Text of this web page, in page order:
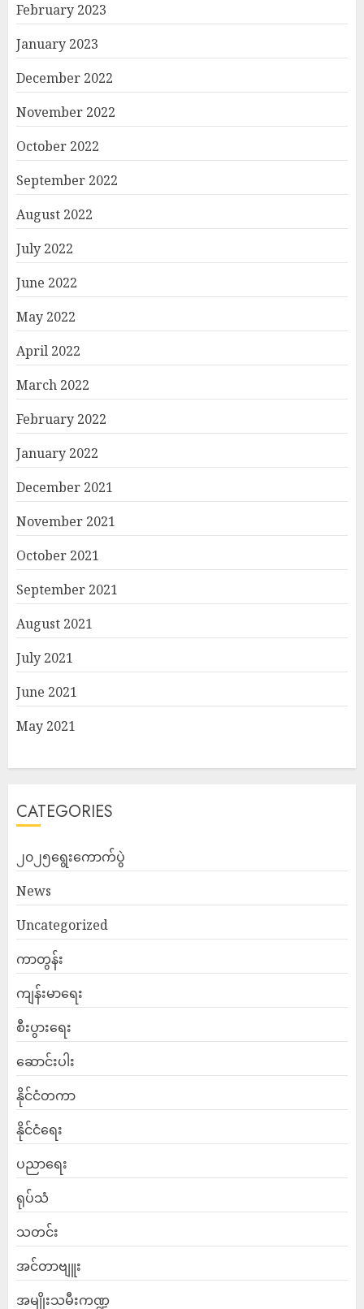
February 2023
January 2023
December 2022
November 2022
October 2022
September 2022
August 2022
July 2022
June 2022
May 2022
April 2022
March 2022
February 2022
January 2022
December 2021
November 2021
October 2021
September 2021
August 2021
July 2021
June 2021
May 2021
CATEGORIES
၂၀၂၅ရွေးကောက်ပွဲ
News
Uncategorized
ကာတွန်း
ကျန်းမာရေး
စီးပွားရေး
ဆောင်းပါး
နိုင်ငံတကာ
နိုင်ငံရေး
ပညာရေး
ရုပ်သံ
သတင်း
အင်တာဗျူး
အမျိုးသမီးကဏ္ဍ